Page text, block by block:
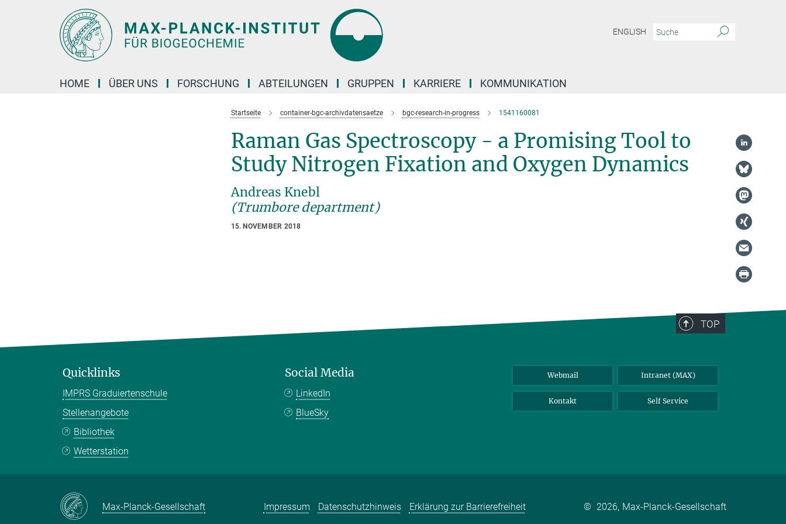
ENGLISH
HOME ÜBER UNS FORSCHUNG ABTEILUNGEN GRUPPEN KARRIERE KOMMUNIKATION
Startseite container-bgc-archivdatensaetze bgc-research-in-progress 1541160081
Raman Gas Spectroscopy - a Promising Tool to
Study Nitrogen Fixation and Oxygen Dynamics
Andreas Knebl
(Trumbore department)
15. NOVEMBER 2018
TOP
Quicklinks
IMPRS Graduiertenschule
Stellenangebote
Bibliothek
Wetterstation
Social Media
LinkedIn
BlueSky
Webmail Intranet (MAX)
Kontakt Self Service
Max-Planck-Gesellschaft Impressum Datenschutzhinweis Erklärung zur Barrierefreiheit © 2026, Max-Planck-Gesellschaft